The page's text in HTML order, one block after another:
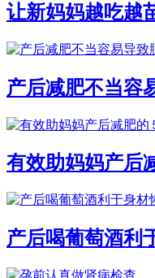
让新妈妈越吃越
产后减肥不当容
有效助妈妈产后
产后喝葡萄酒利